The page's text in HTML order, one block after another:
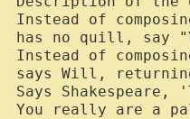
Instead of
has no quill, say
Instead of
says Will,
Says
You really are a